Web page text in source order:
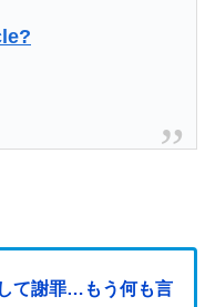
て謝罪…もう何も言